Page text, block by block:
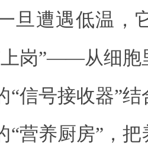
旦遭遇低温，
岗”——从细胞
“信号接收器”
“营养厨房”，